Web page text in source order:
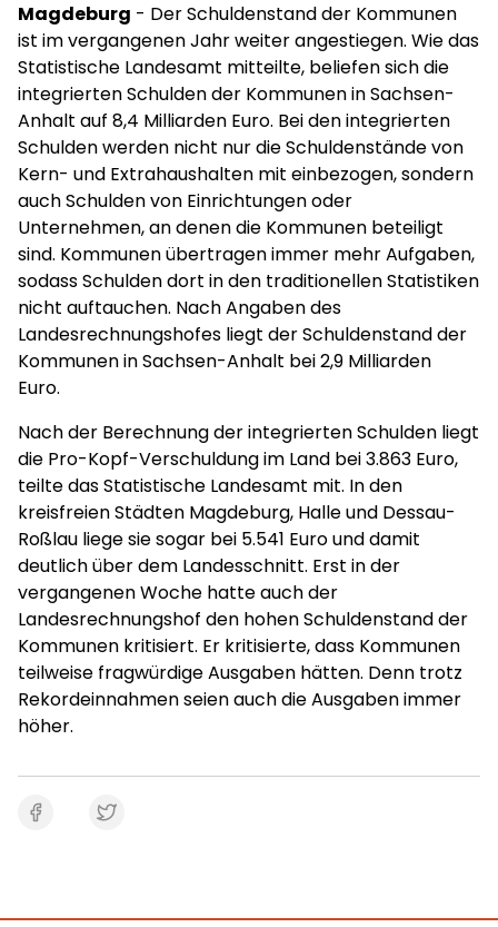
Magdeburg - Der Schuldenstand der Kommunen
ist im vergangenen Jahr weiter angestiegen. Wie das
Statistische Landesamt mitteilte, beliefen sich die
integrierten Schulden der Kommunen in Sachsen-
Anhalt auf 8,4 Milliarden Euro. Bei den integrierten
Schulden werden nicht nur die Schuldenstände von
Kern- und Extrahaushalten mit einbezogen, sondern
auch Schulden von Einrichtungen oder
Unternehmen, an denen die Kommunen beteiligt
sind. Kommunen übertragen immer mehr Aufgaben,
sodass Schulden dort in den traditionellen Statistiken
nicht auftauchen. Nach Angaben des
Landesrechnungshofes liegt der Schuldenstand der
Kommunen in Sachsen-Anhalt bei 2,9 Milliarden
Euro.
Nach der Berechnung der integrierten Schulden liegt
die Pro-Kopf-Verschuldung im Land bei 3.863 Euro,
teilte das Statistische Landesamt mit. In den
kreisfreien Städten Magdeburg, Halle und Dessau-
Roßlau liege sie sogar bei 5.541 Euro und damit
deutlich über dem Landesschnitt. Erst in der
vergangenen Woche hatte auch der
Landesrechnungshof den hohen Schuldenstand der
Kommunen kritisiert. Er kritisierte, dass Kommunen
teilweise fragwürdige Ausgaben hätten. Denn trotz
Rekordeinnahmen seien auch die Ausgaben immer
höher.